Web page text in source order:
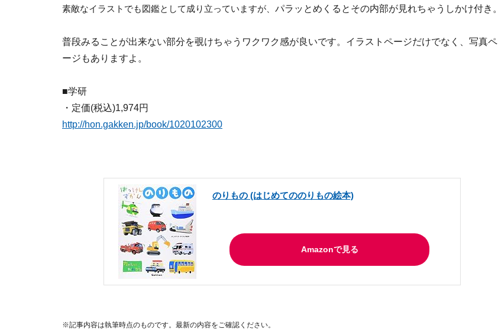
素敵なイラストでも図鑑として成り立っていますが、 パラッとめくるとその内部が見れちゃうしかけ付き。
普段みることが出来ない部分を覗けちゃうワクワク感が良いです。イラストページだけでなく、写真ペ
ージもありますよ。
■学研
・定価(税込)1,974円
http://hon.gakken.jp/book/1020102300
のりもの (はじめてののりもの絵本)
Amazonで見る
※記事内容は執筆時点のものです。最新の内容をご確認ください。